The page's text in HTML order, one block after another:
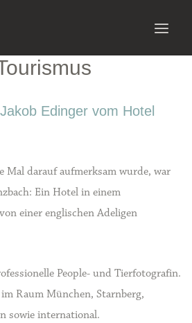
Edinger vom Hotel
Mal darauf aufmerksam wurde, war
Ein Hotel in einem
einer englischen Adeligen
People- und Tierfotografin.
Raum München, Starnberg,
sowie international.